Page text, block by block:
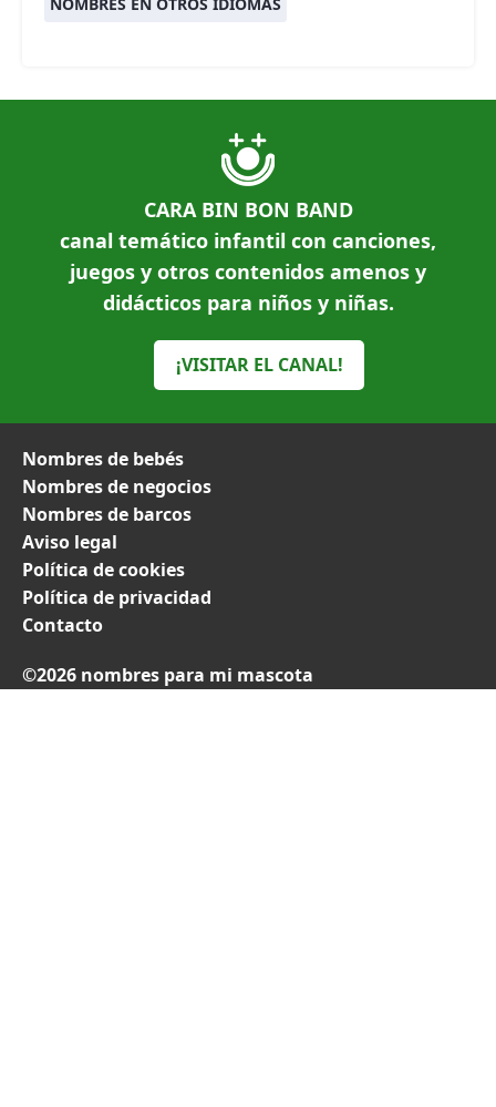
CARA BIN BON BAND
canal temático infantil con canciones,
juegos y otros contenidos amenos y
didácticos para niños y niñas.
¡VISITAR EL CANAL!
Nombres de bebés
Nombres de negocios
Nombres de barcos
Aviso legal
Política de cookies
Política de privacidad
Contacto
©2026 nombres para mi mascota